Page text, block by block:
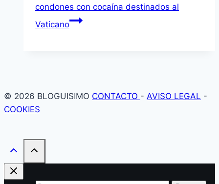
condones con cocaína destinados al
Vaticano
© 2026 BLOGUISIMO CONTACTO - AVISO LEGAL -
COOKIES